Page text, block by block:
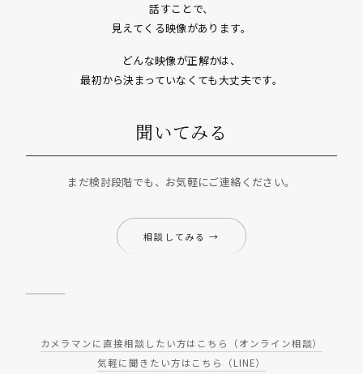
話すことで、
見えてくる映像があります。
どんな映像が正解かは、
最初から決まっていなくても大丈夫です。
聞いてみる
まだ検討段階でも、お気軽にご連絡ください。
相談してみる →
カメラマンに直接相談したい方はこちら（オンライン相談）
気軽に聞きたい方はこちら（LINE）